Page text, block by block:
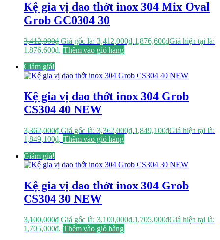
Kệ gia vị dao thớt inox 304 Mix Oval
Grob GC0304 30
3,412,000₫ Giá gốc là: 3,412,000₫.1,876,600₫Giá hiện tại là:
1,876,600₫. Thêm vào giỏ hàng
Giảm giá!
Kệ gia vị dao thớt inox 304 Grob
CS304 40 NEW
3,362,000₫ Giá gốc là: 3,362,000₫.1,849,100₫Giá hiện tại là:
1,849,100₫. Thêm vào giỏ hàng
Giảm giá!
Kệ gia vị dao thớt inox 304 Grob
CS304 30 NEW
3,100,000₫ Giá gốc là: 3,100,000₫.1,705,000₫Giá hiện tại là:
1,705,000₫. Thêm vào giỏ hàng